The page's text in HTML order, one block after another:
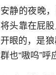
安静的夜晚
将头靠在屁
开眼的，是
群也“嗷呜”呼